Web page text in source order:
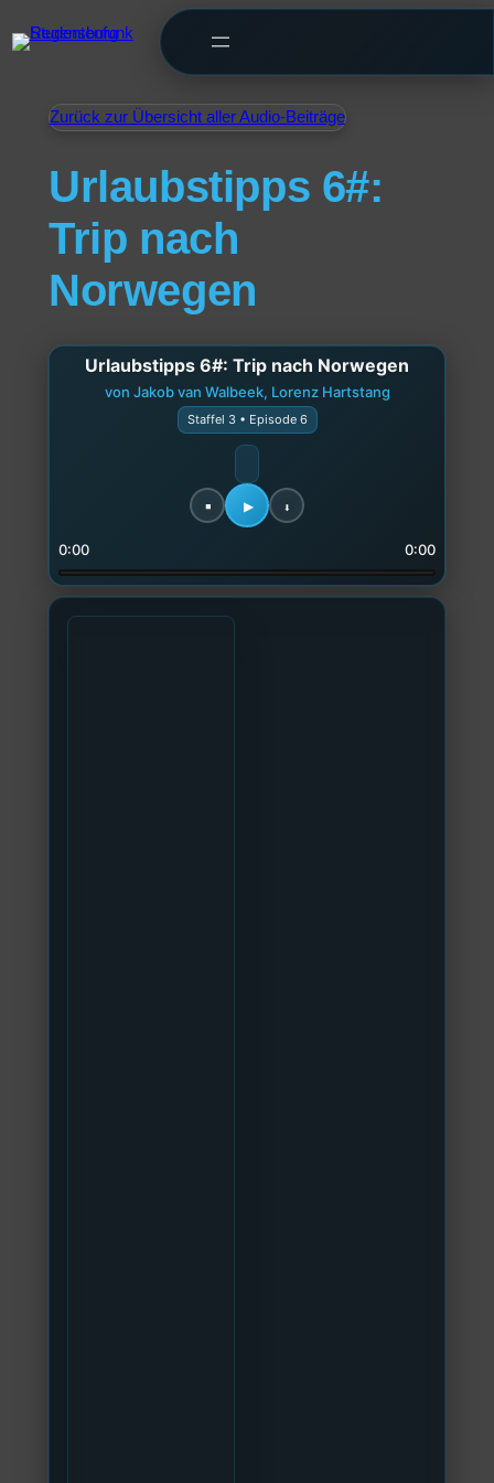
Zurück zur Übersicht aller Audio-Beiträge
Urlaubstipps 6#:
Trip nach
Norwegen
Urlaubstipps 6#: Trip nach Norwegen
von Jakob van Walbeek, Lorenz Hartstang
Staffel 3 • Episode 6
0:00 0:00